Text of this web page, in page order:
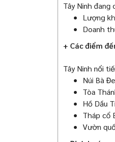
Tây Ninh
Lượng
Doanh
+ Các điểm
Tây Ninh nổi
Núi Bà
Tòa
Hồ Dầu
Tháp cổ
Vườn